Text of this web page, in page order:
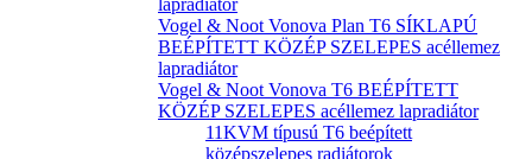
lapradiátor
Vogel & Noot Vonova Plan T6 SÍKLAPÚ
BEÉPÍTETT KÖZÉP SZELEPES acéllemez
lapradiátor
Vogel & Noot Vonova T6 BEÉPÍTETT
KÖZÉP SZELEPES acéllemez lapradiátor
11KVM típusú T6 beépített
középszelepes radiátorok